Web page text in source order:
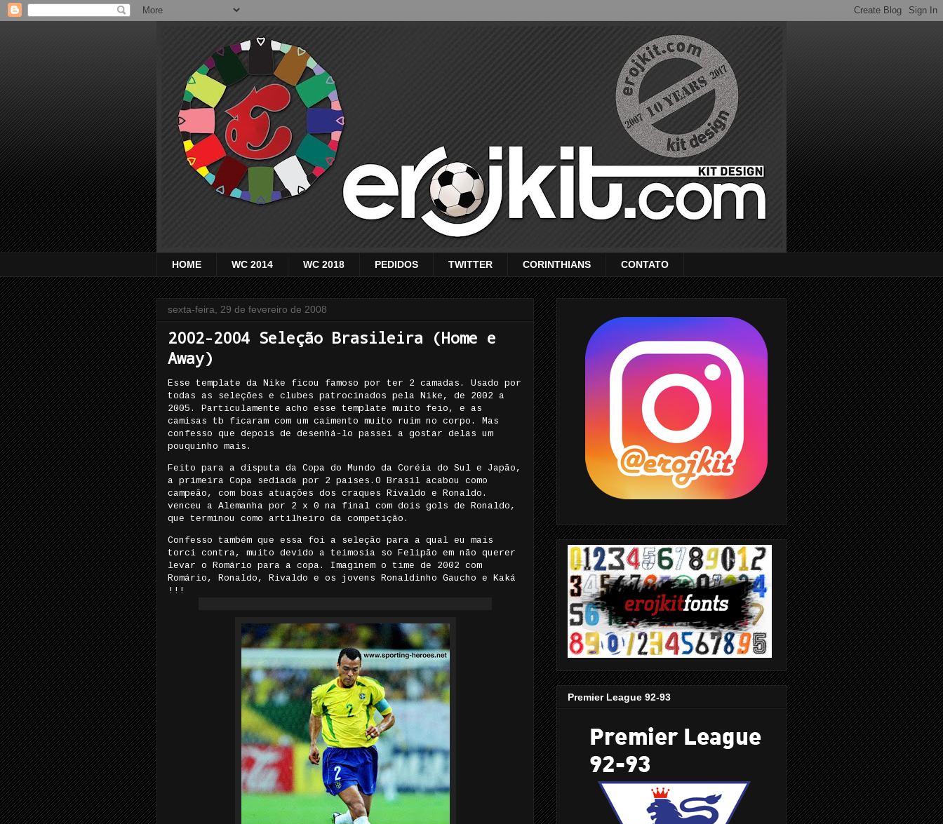
HOME WC 2014 WC 2018 PEDIDOS TWITTER CORINTHIANS CONTATO
sexta-feira, 29 de fevereiro de 2008
2002-2004 Seleção Brasileira (Home e
Away)
Esse template da Nike ficou famoso por ter 2 camadas. Usado por
todas as seleções e clubes patrocinados pela Nike, de 2002 a
2005. Particulamente acho esse template muito feio, e as
camisas tb ficaram com um caimento muito ruim no corpo. Mas
confesso que depois de desenhá-lo passei a gostar delas um
pouquinho mais.
Feito para a disputa da Copa do Mundo da Coréia do Sul e Japão,
a primeira Copa sediada por 2 paises.O Brasil acabou como
campeão, com boas atuações dos craques Rivaldo e Ronaldo.
venceu a Alemanha por 2 x 0 na final com dois gols de Ronaldo,
que terminou como artilheiro da competição.
Confesso também que essa foi a seleção para a qual eu mais
torci contra, muito devido a teimosia so Felipão em não querer
levar o Romário para a copa. Imaginem o time de 2002 com
Romário, Ronaldo, Rivaldo e os jovens Ronaldinho Gaucho e Kaká
!!!
Premier League 92-93